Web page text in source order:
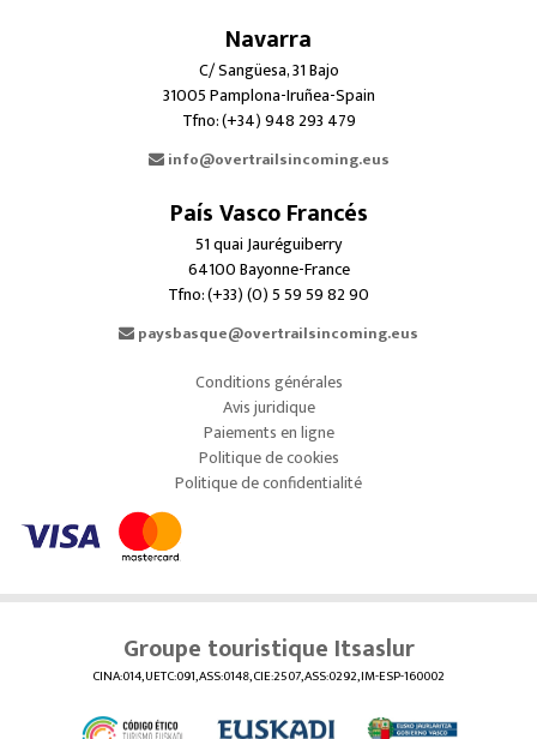
Navarra
C/ Sangüesa, 31 Bajo
31005 Pamplona-Iruñea-Spain
Tfno: (+34) 948 293 479
info@overtrailsincoming.eus
País Vasco Francés
51 quai Jauréguiberry
64100 Bayonne-France
Tfno: (+33) (0) 5 59 59 82 90
paysbasque@overtrailsincoming.eus
Conditions générales
Avis juridique
Paiements en ligne
Politique de cookies
Politique de confidentialité
Groupe touristique Itsaslur
CINA:014, UETC:091, ASS:0148, CIE:2507, ASS:0292, IM-ESP-160002